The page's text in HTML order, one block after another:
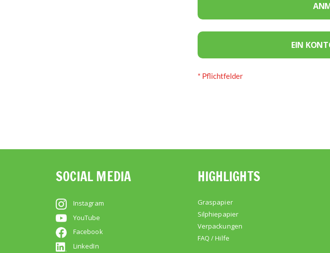
EIN
SOCIAL MEDIA
Instagram
YouTube
Facebook
LinkedIn
HIGHLIGHTS
Graspapier
Silphiepapier
Verpackungen
FAQ / Hilfe